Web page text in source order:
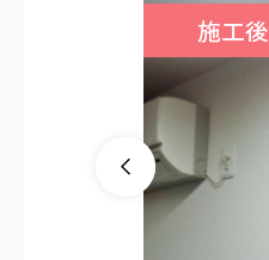
施工後